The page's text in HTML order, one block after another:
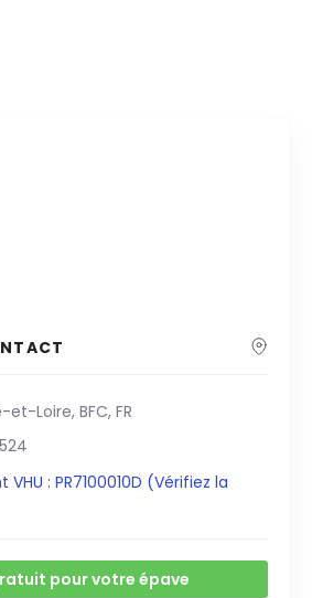
Loire, BFC, FR
: PR7100010D (Vérifiez la
pour votre épave